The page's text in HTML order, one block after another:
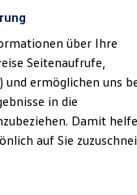
Rechtliches
über Ihre
Seitenaufrufe,
und ermöglichen uns
in die
Damit
auf Sie